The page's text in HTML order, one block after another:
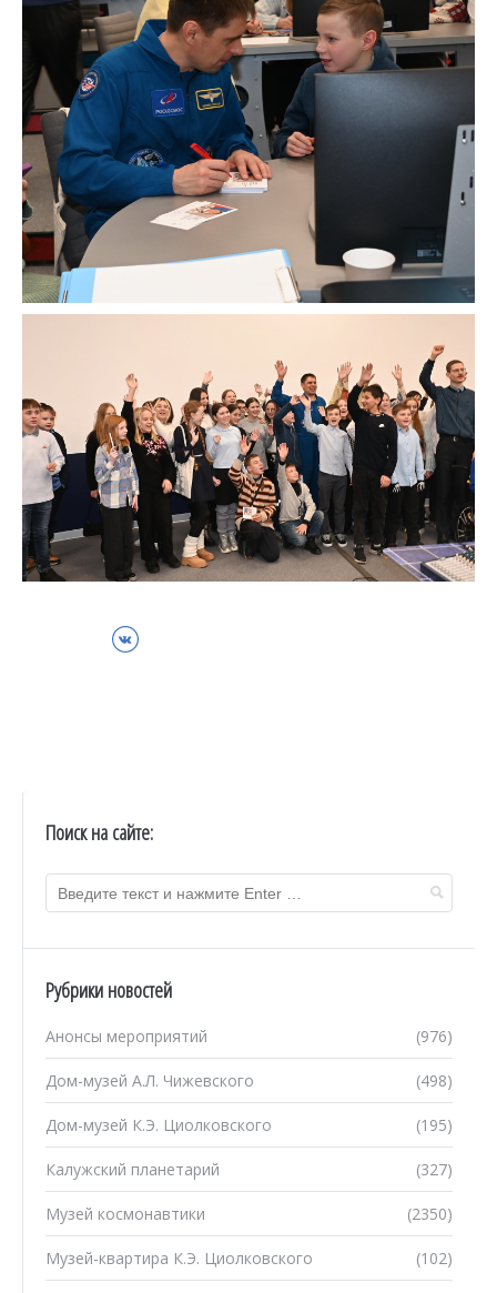
ВКонтакте
Поиск на сайте:
Рубрики новостей
(976)
Анонсы мероприятий
(498)
Дом-музей А.Л. Чижевского
(195)
Дом-музей К.Э. Циолковского
(327)
Калужский планетарий
(2350)
Музей космонавтики
(102)
Музей-квартира К.Э. Циолковского